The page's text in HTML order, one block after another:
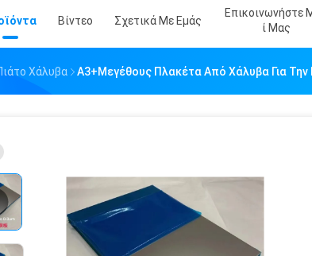
Βίντεο Σχετικά Με Εμάς
Επικοινωνήστε
Ί Μας
Χάλυβα Α3+μεγέθους Πλακέτα Από Χάλυβα Για